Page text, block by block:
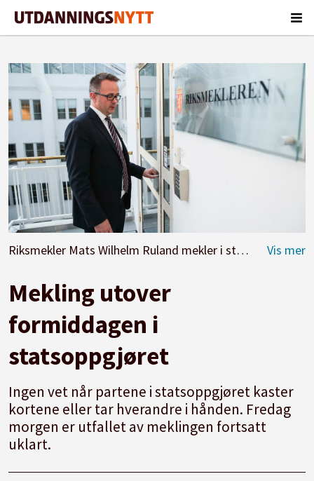
Riksmekler Mats Wilhelm Ruland mekler i statsoppgjøret, fristen gikk ut ved midnatt. Foto: Vidar Ruud / NTB scanpix
Mekling utover
formiddagen i
statsoppgjøret
Ingen vet når partene i statsoppgjøret kaster
kortene eller tar hverandre i hånden. Fredag
morgen er utfallet av meklingen fortsatt
uklart.